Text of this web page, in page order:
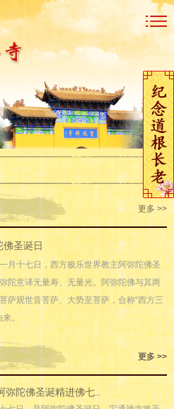
更多 >
更多 >>
佛圣诞日
月十七日，西方极乐世界教主阿弥陀佛圣
陀意译无量寿、无量光。阿弥陀佛与其两
萨观世音菩萨、大势至菩萨，合称“西方三
。
更多 >>
弥陀佛圣诞精进佛七..